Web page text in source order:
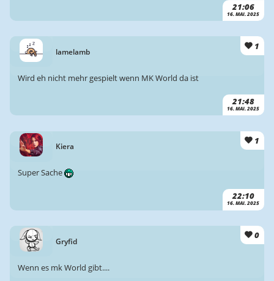
21:06
16. MAI. 2025
lamelamb
1
21:48
16. MAI. 2025
Wird eh nicht mehr gespielt wenn MK World da ist
Kiera
1
22:10
16. MAI. 2025
Super Sache
Gryfid
0
Wenn es mk World gibt....